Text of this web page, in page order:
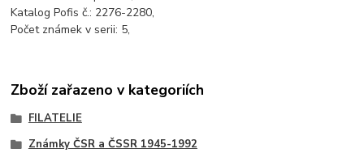
Katalog Pofis č.: 2276-2280,
Počet známek v serii: 5,
Zboží zařazeno v kategoriích
FILATELIE
Známky ČSR a ČSSR 1945-1992